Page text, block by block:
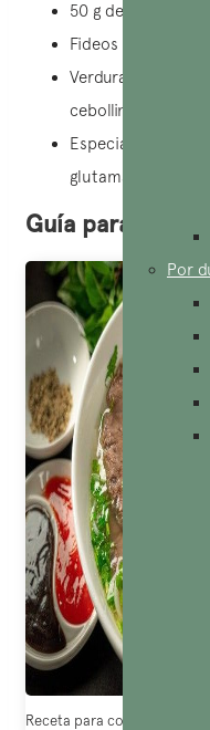
Por
50 g de semillas
Fideos de arroz
Verduras de
cebollino, cilantro
Especias: azúcar
glutamato
Guía para
Receta para cocinar pho